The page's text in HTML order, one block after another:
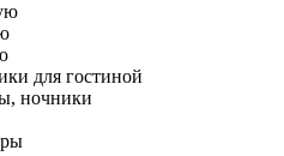
для гостиной
ночники